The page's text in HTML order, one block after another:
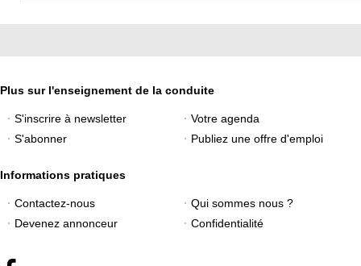
Plus sur l'enseignement de la conduite
S'inscrire à newsletter
Votre agenda
S'abonner
Publiez une offre d'emploi
Informations pratiques
Contactez-nous
Qui sommes nous ?
Devenez annonceur
Confidentialité